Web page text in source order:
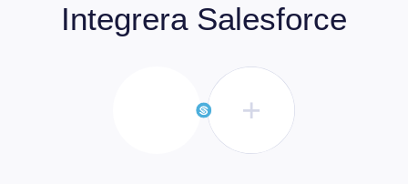
Integrera Salesforce